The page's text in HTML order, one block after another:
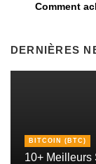
Comment
DERNIÈRES
BITCOIN (BTC)
10+ Meilleurs